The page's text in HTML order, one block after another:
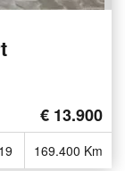
€ 13.900
169.400 Km